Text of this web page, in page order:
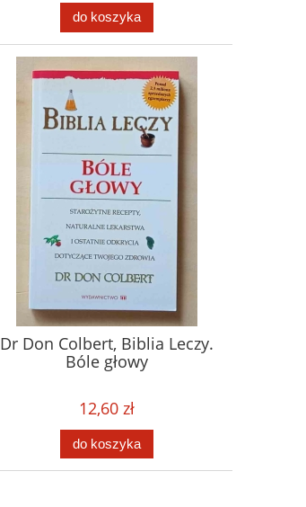
do koszyka
Dr Don Colbert, Biblia Leczy.
Bóle głowy
12,60 zł
do koszyka